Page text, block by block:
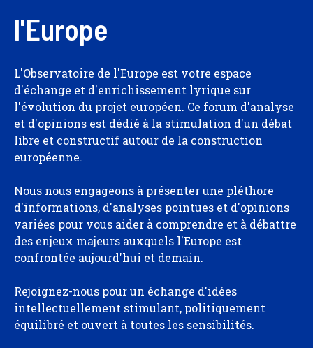
l'Europe
L'Observatoire de l'Europe est votre espace
d'échange et d'enrichissement lyrique sur
l'évolution du projet européen. Ce forum d'analyse
et d'opinions est dédié à la stimulation d'un débat
libre et constructif autour de la construction
européenne.
Nous nous engageons à présenter une pléthore
d'informations, d'analyses pointues et d'opinions
variées pour vous aider à comprendre et à débattre
des enjeux majeurs auxquels l'Europe est
confrontée aujourd'hui et demain.
Rejoignez-nous pour un échange d'idées
intellectuellement stimulant, politiquement
équilibré et ouvert à toutes les sensibilités.